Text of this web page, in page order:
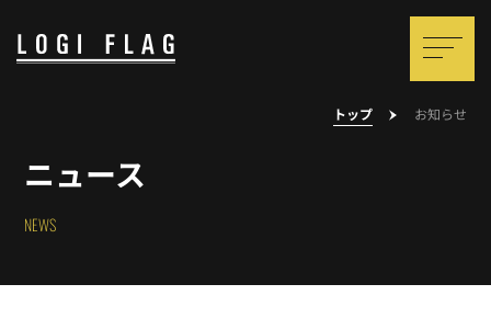
トップ お知らせ
ニュース
NEWS